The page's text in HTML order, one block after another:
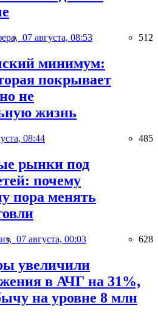
07 августа, 08:53 512
минимум:
покрывает
не
жизнь
08:44 485
рынки под
почему
пора менять
07 августа, 00:03 628
увеличили
в АЧГ на 31%,
на уровне 8 млн